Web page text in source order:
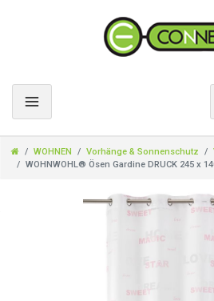
WOHNEN Vorhänge & Sonnenschutz
WOHNWOHL® Ösen Gardine DRUCK 245 x